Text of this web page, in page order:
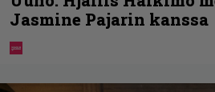
Jasmine Pajarin kanssa